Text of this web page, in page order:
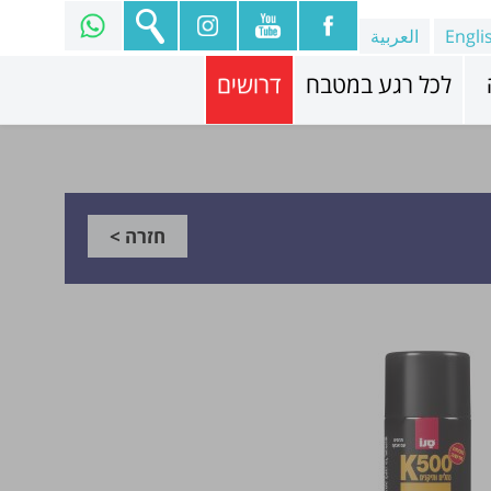
العربية
לכל רגע במטבח דרושים
חזרה >